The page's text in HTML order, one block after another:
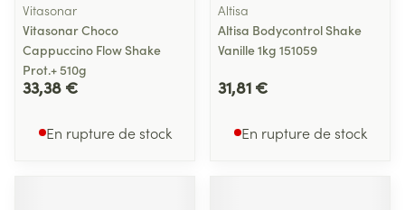
Vitasonar
Vitasonar Choco
Cappuccino Flow Shake
Prot.+ 510g
33,38 €
En rupture de stock
Altisa
Altisa Bodycontrol Shake
Vanille 1kg 151059
31,81 €
En rupture de stock